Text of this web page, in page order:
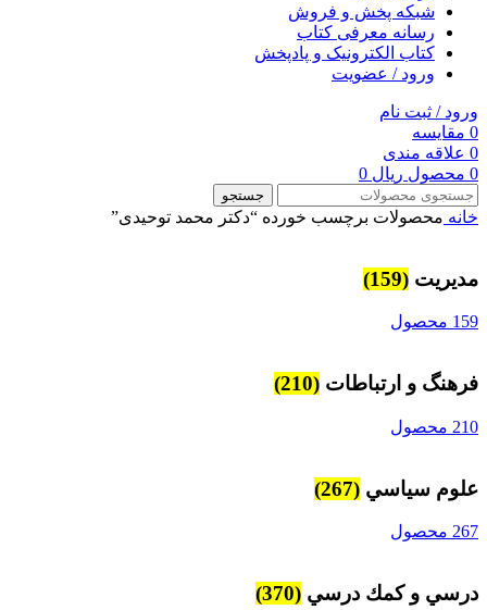
شبکه پخش و فروش
رسانه معرفی کتاب
کتاب الکترونیک و پادپخش
ورود / عضویت
ورود / ثبت نام
0 مقایسه
0 علاقه مندی
0 محصول ریال
جستجو
خانه محصولات برچسب خورده “دکتر محمد توحیدی”
مديريت (159)
159 محصول
فرهنگ و ارتباطات (210)
210 محصول
علوم سياسي (267)
267 محصول
درسي و كمك درسي (370)